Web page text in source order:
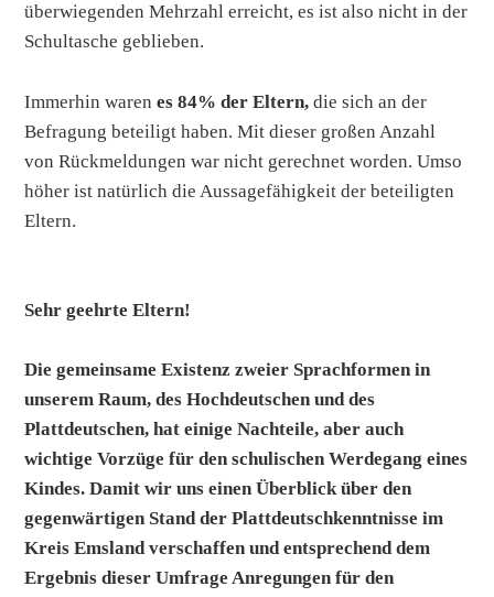
überwiegenden Mehrzahl erreicht, es ist also nicht in der
Schultasche geblieben.
Immerhin warenes 84% der Eltern, die sich an der
Befragung beteiligt haben. Mit dieser großen Anzahl
von Rückmeldungen war nicht gerechnet worden. Umso
höher ist natürlich die Aussagefähigkeit der beteiligten
Eltern.
Sehr geehrte Eltern!
Die gemeinsame Existenz zweier Sprachformen in
unserem Raum, des Hochdeutschen und des
Plattdeutschen, hat einige Nachteile, aber auch
wichtige Vorzüge für den schulischen Werdegang eines
Kindes. Damit wir uns einen Überblick über den
gegenwärtigen Stand der Plattdeutschkenntnisse im
Kreis Emsland verschaffen und entsprechend dem
Ergebnis dieser Umfrage Anregungen für den